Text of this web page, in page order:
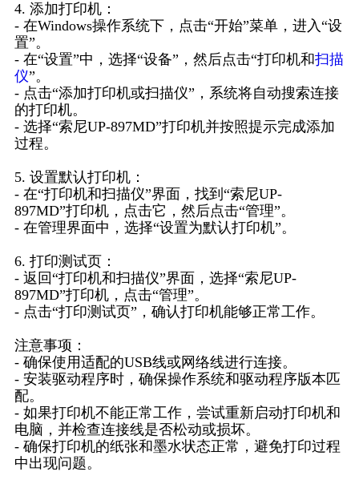
4. 添加打印机：
- 在Windows操作系统下，点击“开始”菜单，进入“设
置”。
- 在“设置”中，选择“设备”，然后点击“打印机和扫描
仪”。
- 点击“添加打印机或扫描仪”，系统将自动搜索连接
的打印机。
- 选择“索尼UP-897MD”打印机并按照提示完成添加
过程。
5. 设置默认打印机：
- 在“打印机和扫描仪”界面，找到“索尼UP-
897MD”打印机，点击它，然后点击“管理”。
- 在管理界面中，选择“设置为默认打印机”。
6. 打印测试页：
- 返回“打印机和扫描仪”界面，选择“索尼UP-
897MD”打印机，点击“管理”。
- 点击“打印测试页”，确认打印机能够正常工作。
注意事项：
- 确保使用适配的USB线或网络线进行连接。
- 安装驱动程序时，确保操作系统和驱动程序版本匹
配。
- 如果打印机不能正常工作，尝试重新启动打印机和
电脑，并检查连接线是否松动或损坏。
- 确保打印机的纸张和墨水状态正常，避免打印过程
中出现问题。